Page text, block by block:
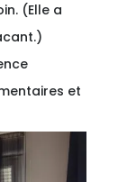
(Elle a
et